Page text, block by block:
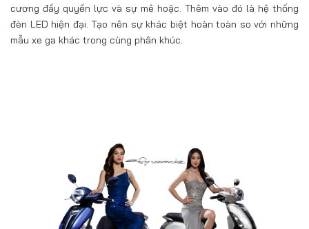
cương đầy quyền lực và sự mê hoặc. Thêm vào đó là hệ thống
đèn LED hiện đại. Tạo nên sự khác biệt hoàn toàn so với những
mẫu xe ga khác trong cùng phân khúc.